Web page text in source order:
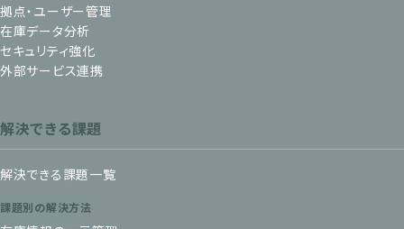
拠点・ユーザー管理
在庫データ分析
セキュリティ強化
外部サービス連携
解決できる課題
解決できる課題一覧
課題別の解決方法